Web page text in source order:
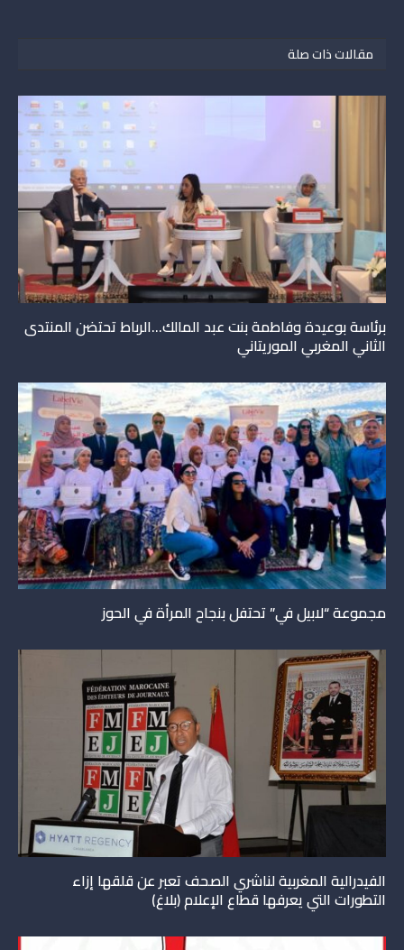
مقالات ذات صلة
برئاسة بوعيدة وفاطمة بنت عبد المالك…الرباط تحتضن المنتدى
الثاني المغربي الموريتاني
مجموعة “لابيل في” تحتفل بنجاح المرأة في الحوز
الفيدرالية المغربية لناشري الصحف تعبر عن قلقها إزاء
التطورات التي يعرفها قطاع الإعلام (بلاغ)